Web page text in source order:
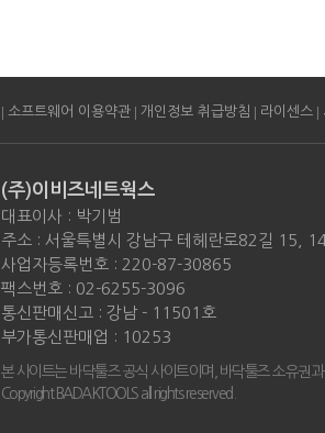
| 소프트웨어 이용약관 | 개인정보 취급방침 | 라이센스 |
(주)이비즈네트웍스
대표이사 : 박기범
주소 : 서울특별시 강남구 테헤란로82길 15,
사업자등록번호 : 220-87-30865
팩스번호 : 02-6255-3096
통신판매신고 : 강남 - 11501호
부가통신판매업 : 10253
본 사이트는 바닥툴즈 공식 사이트이며, 바닥툴즈 소유권
Copyright BADAKTOOLS all rights reserved.